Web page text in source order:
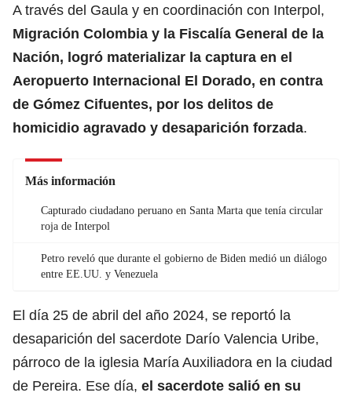
A través del Gaula y en coordinación con Interpol,
Migración Colombia y la Fiscalía General de la
Nación, logró materializar la captura en el
Aeropuerto Internacional El Dorado, en contra
de Gómez Cifuentes, por los delitos de
homicidio agravado y desaparición forzada.
Más información
Capturado ciudadano peruano en Santa Marta que tenía circular
roja de Interpol
Petro reveló que durante el gobierno de Biden medió un diálogo
entre EE.UU. y Venezuela
El día 25 de abril del año 2024, se reportó la
desaparición del sacerdote Darío Valencia Uribe,
párroco de la iglesia María Auxiliadora en la ciudad
de Pereira. Ese día, el sacerdote salió en su